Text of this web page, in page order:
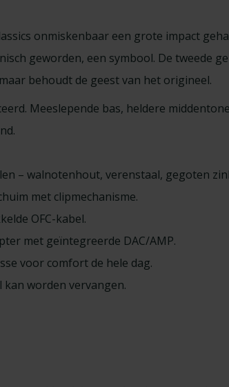
onmiskenbaar een grote impact
geworden, een symbool. De tweede
behoudt de geest van het origineel.
Meeslepende bas, heldere
– walnotenhout, verenstaal, gegoten
met clipmechanisme.
OFC-kabel.
met geïntegreerde DAC/AMP.
voor comfort de hele dag.
worden vervangen.